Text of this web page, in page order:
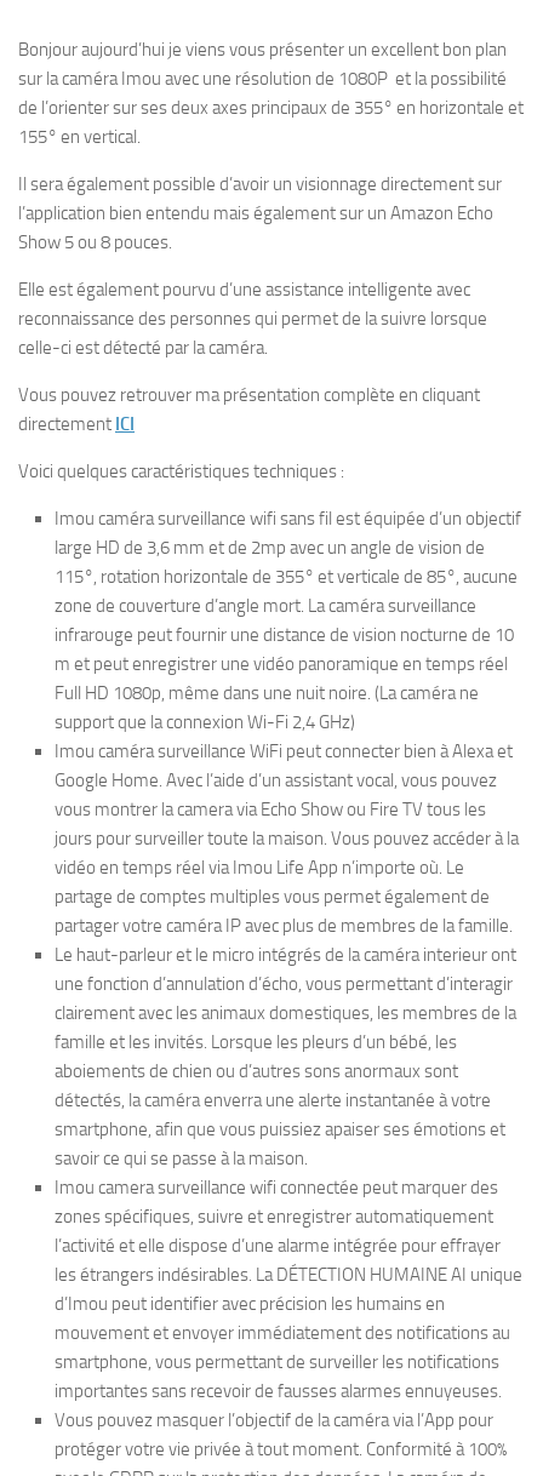
Bonjour aujourd’hui je viens vous présenter un excellent bon plan
sur la caméra Imou avec une résolution de 1080P et la possibilité
de l’orienter sur ses deux axes principaux de 355° en horizontale et
155° en vertical.
Il sera également possible d’avoir un visionnage directement sur
l’application bien entendu mais également sur un Amazon Echo
Show 5 ou 8 pouces.
Elle est également pourvu d’une assistance intelligente avec
reconnaissance des personnes qui permet de la suivre lorsque
celle-ci est détecté par la caméra.
Vous pouvez retrouver ma présentation complète en cliquant
directement ICI
Voici quelques caractéristiques techniques :
Imou caméra surveillance wifi sans fil est équipée d’un objectif
large HD de 3,6 mm et de 2mp avec un angle de vision de
115°, rotation horizontale de 355° et verticale de 85°, aucune
zone de couverture d’angle mort. La caméra surveillance
infrarouge peut fournir une distance de vision nocturne de 10
m et peut enregistrer une vidéo panoramique en temps réel
Full HD 1080p, même dans une nuit noire. (La caméra ne
support que la connexion Wi-Fi 2,4 GHz)
Imou caméra surveillance WiFi peut connecter bien à Alexa et
Google Home. Avec l’aide d’un assistant vocal, vous pouvez
vous montrer la camera via Echo Show ou Fire TV tous les
jours pour surveiller toute la maison. Vous pouvez accéder à la
vidéo en temps réel via Imou Life App n’importe où. Le
partage de comptes multiples vous permet également de
partager votre caméra IP avec plus de membres de la famille.
Le haut-parleur et le micro intégrés de la caméra interieur ont
une fonction d’annulation d’écho, vous permettant d’interagir
clairement avec les animaux domestiques, les membres de la
famille et les invités. Lorsque les pleurs d’un bébé, les
aboiements de chien ou d’autres sons anormaux sont
détectés, la caméra enverra une alerte instantanée à votre
smartphone, afin que vous puissiez apaiser ses émotions et
savoir ce qui se passe à la maison.
Imou camera surveillance wifi connectée peut marquer des
zones spécifiques, suivre et enregistrer automatiquement
l’activité et elle dispose d’une alarme intégrée pour effrayer
les étrangers indésirables. La DÉTECTION HUMAINE AI unique
d’Imou peut identifier avec précision les humains en
mouvement et envoyer immédiatement des notifications au
smartphone, vous permettant de surveiller les notifications
importantes sans recevoir de fausses alarmes ennuyeuses.
Vous pouvez masquer l’objectif de la caméra via l’App pour
protéger votre vie privée à tout moment. Conformité à 100%